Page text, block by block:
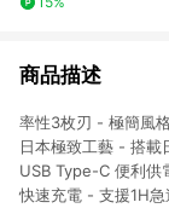
商品描述
率性3枚刃 - 極簡風
日本極致工藝 - 搭載
USB Type-C 便利供
快速充電 - 支援1H急